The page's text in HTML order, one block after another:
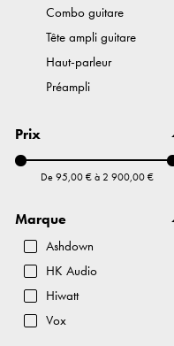
Combo guitare
Tête ampli guitare
Haut-parleur
Préampli
Accessoires
Prix
De95,00 €à 2 900,00 €
Marque
Ashdown
HK Audio
Hiwatt
Vox